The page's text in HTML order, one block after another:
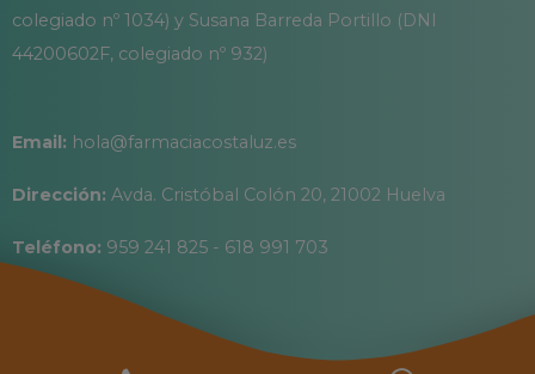
colegiado nº 1034) y Susana Barreda Portillo (DNI
44200602F, colegiado nº 932)
Email: hola@farmaciacostaluz.es
Dirección: Avda. Cristóbal Colón 20, 21002 Huelva
Teléfono: 959 241 825 - 618 991 703